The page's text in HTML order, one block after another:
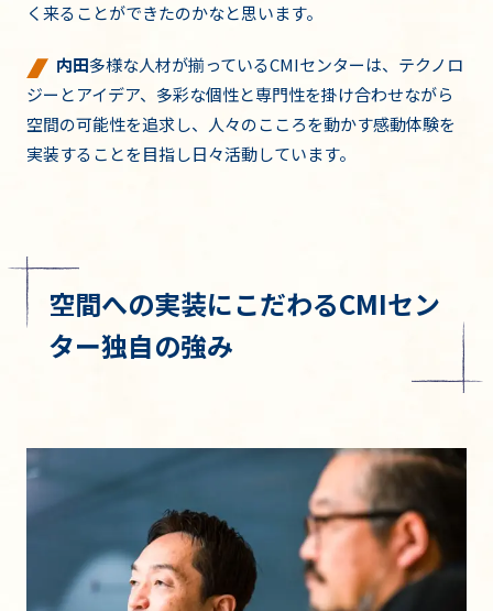
く来ることができたのかなと思います。
内田多様な人材が揃っているCMIセンターは、テクノロ
ジーとアイデア、多彩な個性と専門性を掛け合わせながら
空間の可能性を追求し、人々のこころを動かす感動体験を
実装することを目指し日々活動しています。
空間への実装にこだわるCMIセン
ター独自の強み